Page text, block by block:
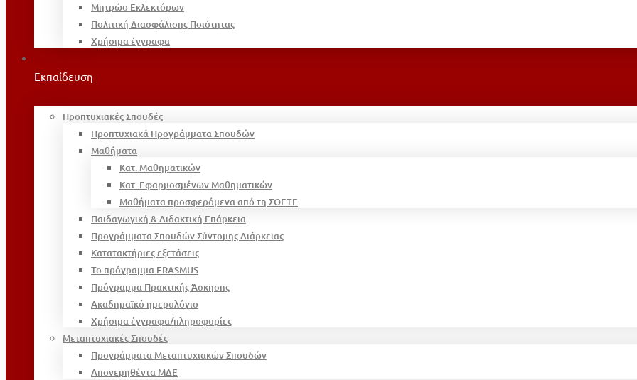
Μητρώο Εκλεκτόρων
Πολιτική Διασφάλισης Ποιότητας
Χρήσιμα έγγραφα
Εκπαίδευση
Προπτυχιακές Σπουδές
Προπτυχιακά Προγράμματα Σπουδών
Μαθήματα
Κατ. Μαθηματικών
Κατ. Εφαρμοσμένων Μαθηματικών
Μαθήματα προσφερόμενα από τη ΣΘΕΤΕ
Παιδαγωγική & Διδακτική Επάρκεια
Προγράμματα Σπουδών Σύντομης Διάρκειας
Κατατακτήριες εξετάσεις
Το πρόγραμμα ERASMUS
Πρόγραμμα Πρακτικής Άσκησης
Ακαδημαϊκό ημερολόγιο
Χρήσιμα έγγραφα/πληροφορίες
Μεταπτυχιακές Σπουδές
Προγράμματα Μεταπτυχιακών Σπουδών
Απονεμηθέντα ΜΔΕ